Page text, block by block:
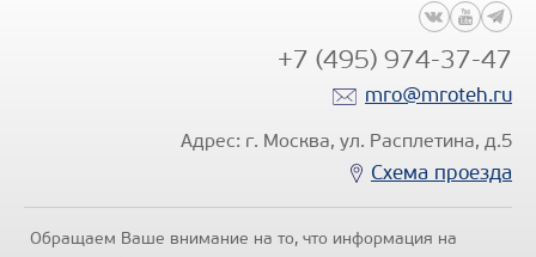
+7 (495) 974-37-47
mro@mroteh.ru
Адрес: г. Москва, ул. Расплетина, д.5
Схема проезда
Обращаем Ваше внимание на то, что информация на